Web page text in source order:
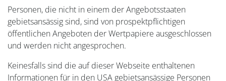
Personen, die nicht in einem der Angebotsstaaten
gebietsansässig sind, sind von prospektpflichtigen
öffentlichen Angeboten der Wertpapiere ausgeschlossen
und werden nicht angesprochen.
Keinesfalls sind die auf dieser Webseite enthaltenen
Informationen für in den USA gebietsansässige Personen